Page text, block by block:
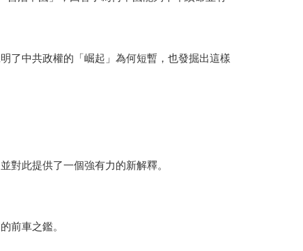
了中共政權的「崛起」為何短暫，也發掘出這樣
此提供了一個強有力的新解釋。
前車之鑑。